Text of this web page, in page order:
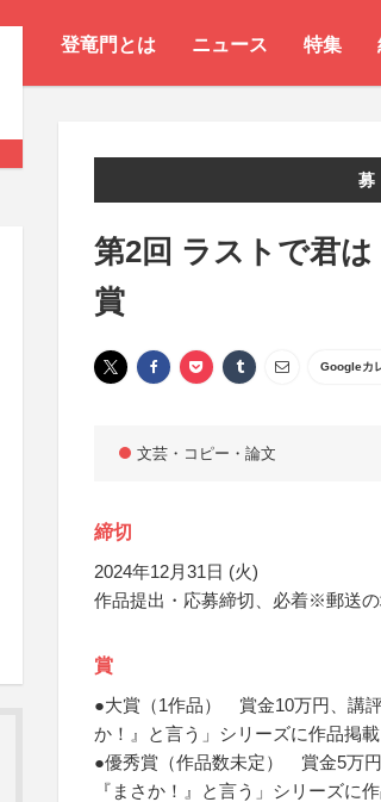
登竜門とは ニュース 特集
第2回 ラストで君
賞
Googleカ
文芸・コピー・論文
締切
2024年12月31日 (火)
作品提出・応募締切、必着※郵送
賞
●大賞（1作品） 賞金10万円、講
か！』と言う」シリーズに作品掲載
●優秀賞（作品数未定） 賞金5万
『まさか！』と言う」シリーズに